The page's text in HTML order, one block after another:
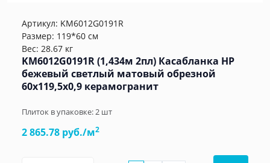
Артикул: KM6012G0191R
Размер: 119*60 см
Вес: 28.67 кг
KM6012G0191R (1,434м 2пл) Касабланка HP
бежевый светлый матовый обрезной
60x119,5x0,9 керамогранит
Плиток в упаковке:2 шт
2 865.78 руб./м2